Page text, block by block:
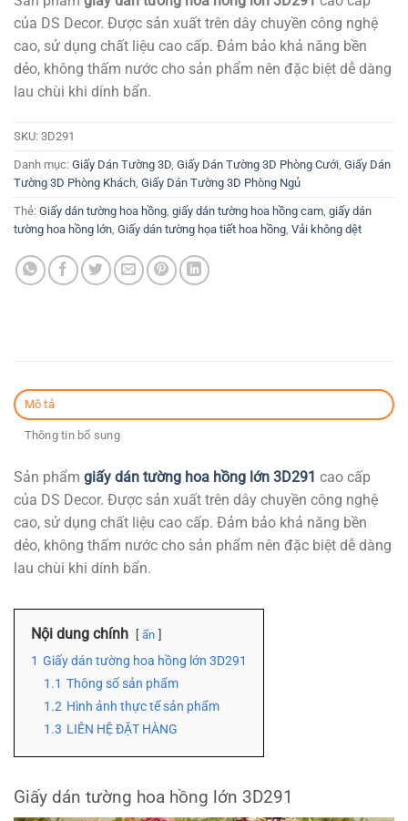
là:
115.000₫.
tại
là:
99.000₫.
của DS Decor. Được sản xuất trên dây chuyền công nghệ
cao, sử dụng chất liệu cao cấp. Đảm bảo khả năng bền
dẻo, không thấm nước cho sản phẩm nên đặc biệt dễ dàng
lau chùi khi dính bẩn.
SKU: 3D291
Danh mục: Giấy Dán Tường 3D, Giấy Dán Tường 3D Phòng Cưới, Giấy Dán
Tường 3D Phòng Khách, Giấy Dán Tường 3D Phòng Ngủ
Thẻ: Giấy dán tường hoa hồng, giấy dán tường hoa hồng cam, giấy dán
tường hoa hồng lớn, Giấy dán tường họa tiết hoa hồng, Vải không dệt
Mô tả
Thông tin bổ sung
Sản phẩm giấy dán tường hoa hồng lớn 3D291 cao cấp
của DS Decor. Được sản xuất trên dây chuyền công nghệ
cao, sử dụng chất liệu cao cấp. Đảm bảo khả năng bền
dẻo, không thấm nước cho sản phẩm nên đặc biệt dễ dàng
lau chùi khi dính bẩn.
Nội dung chính ẩn
1 Giấy dán tường hoa hồng lớn 3D291
1.1 Thông số sản phẩm
1.2 Hình ảnh thực tế sản phẩm
1.3 LIÊN HỆ ĐẶT HÀNG
Giấy dán tường hoa hồng lớn 3D291